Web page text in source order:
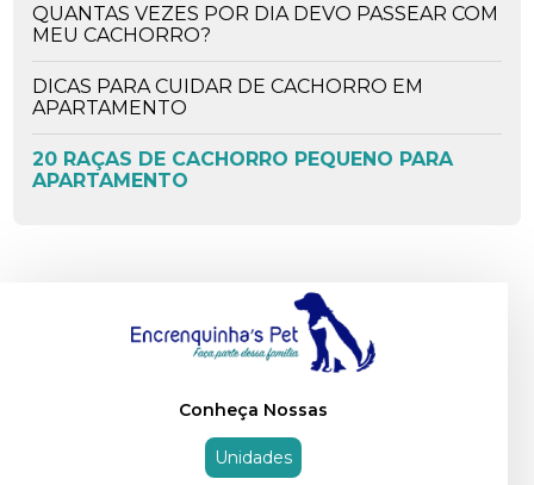
QUANTAS VEZES POR DIA DEVO PASSEAR COM
MEU CACHORRO?
DICAS PARA CUIDAR DE CACHORRO EM
APARTAMENTO
20 RAÇAS DE CACHORRO PEQUENO PARA
APARTAMENTO
Conheça Nossas
Unidades